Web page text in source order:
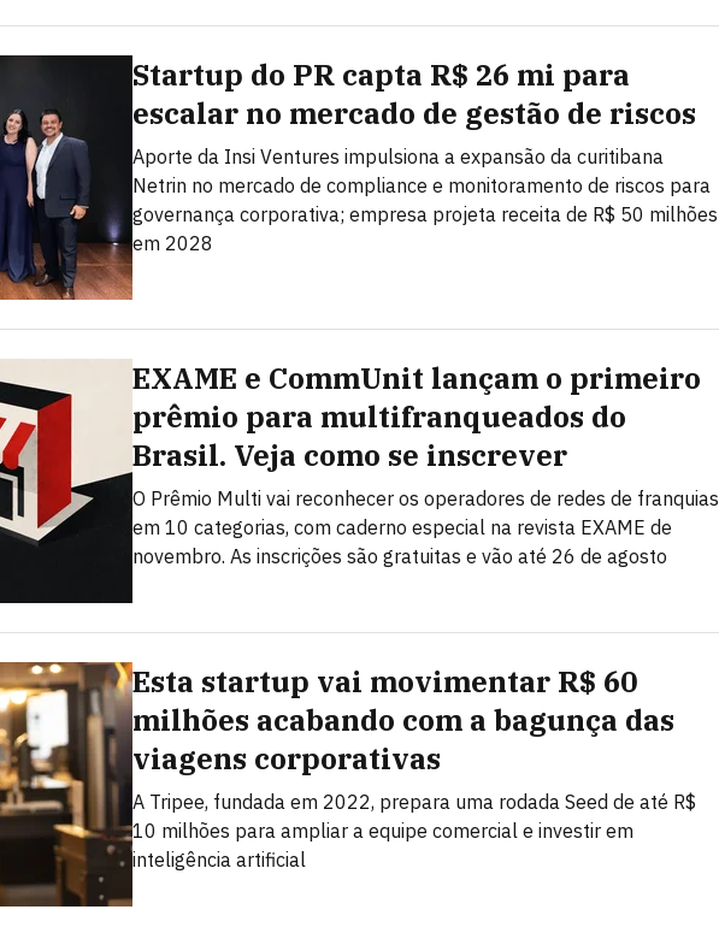
Startup do PR capta R$ 26 mi para
escalar no mercado de gestão de riscos
Aporte da Insi Ventures impulsiona a expansão da curitibana
Netrin no mercado de compliance e monitoramento de riscos para
governança corporativa; empresa projeta receita de R$ 50 milhões
em 2028
EXAME e CommUnit lançam o primeiro
prêmio para multifranqueados do
Brasil. Veja como se inscrever
O Prêmio Multi vai reconhecer os operadores de redes de franquias
em 10 categorias, com caderno especial na revista EXAME de
novembro. As inscrições são gratuitas e vão até 26 de agosto
Esta startup vai movimentar R$ 60
milhões acabando com a bagunça das
viagens corporativas
A Tripee, fundada em 2022, prepara uma rodada Seed de até R$
10 milhões para ampliar a equipe comercial e investir em
inteligência artificial